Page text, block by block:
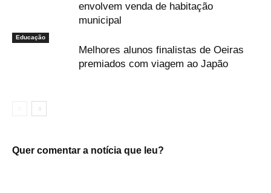
envolvem venda de habitação
municipal
Educação
Melhores alunos finalistas de Oeiras
premiados com viagem ao Japão
Quer comentar a notícia que leu?